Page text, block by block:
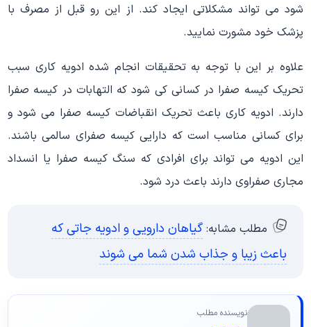
شود می تواند مشکلاتی ایجاد کند. از این رو قبل از مصرف با
پزشک خود مشورت نمایید.
علاوه بر این با توجه به تحقیقات انجام شده ادویه کاری سبب
تحریک کیسه صفرا در کسانی کی شود که التهابات در کیسه صفرا
دارند. ادویه کاری باعث تحریک انقباضات کیسه صفرا می شود و
برای کسانی مناسب است که دارایی کیسه صفرای سالمی باشند.
این ادویه می تواند برای افرادی که سنگ کیسه صفرا یا انسداد
مجاری صفراوی دارند باعث درد شود.
مطلب مشابه:گیاهان دارویی و ادویه جاتی که
باعث زیبا و جذاب شدن شما می شوند
نویسنده مطلب